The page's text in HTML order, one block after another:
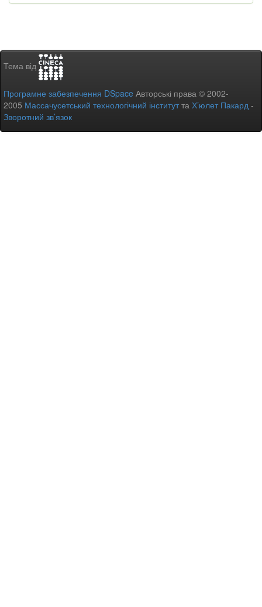
Тема від
Програмне забезпечення DSpace Авторські права © 2002-
2005 Массачусетський технологічний інститутта Х’юлет Пакард -
Зворотний зв’язок